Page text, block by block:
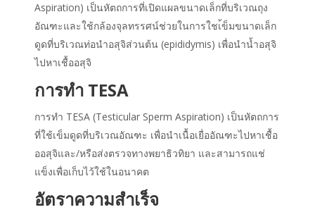
Aspiration) เป็นหัตถการที่เปิดแผลขนาดเล็กที่บริเวณถุง
อัณฑะและใช้กล้องจุลทรรศน์ช่วยในการใชเ้ข็มขนาดเล็ก
ดูดที่บริเวณท่อนำอสุจิส่วนต้น (epididymis) เพื่อนำน้ำอสุจิ
ไปหาเชื้ออสุจิ
การทำ TESA
การทำ TESA (Testicular Sperm Aspiration) เป็นหัตถการ
ที่ใช้เข็มดูดที่บริเวณอัณฑะ เพื่อนำเนื้อเยื่ออัณฑะไปหาเชื้อ
ออสุจิและ/หรือส่งตรวจทางพยาธิวทิยา และสามารถแช่
แข็งเพื่อเก็บไว้ใช้ในอนาคต
อัตราความสำเร็จ